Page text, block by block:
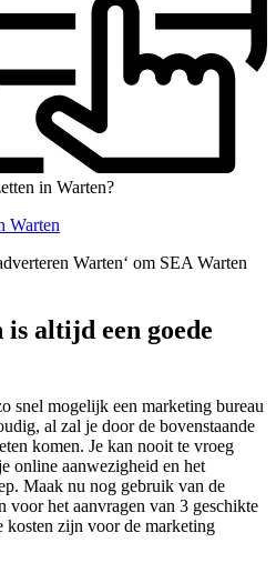
in Warten?
Warten
Warten‘ om SEA Warten
altijd een goede
snel mogelijk een marketing bureau
al zal je door de bovenstaande
komen. Je kan nooit te vroeg
online aanwezigheid en het
Maak nu nog gebruik van de
het aanvragen van 3 geschikte
kosten zijn voor de marketing